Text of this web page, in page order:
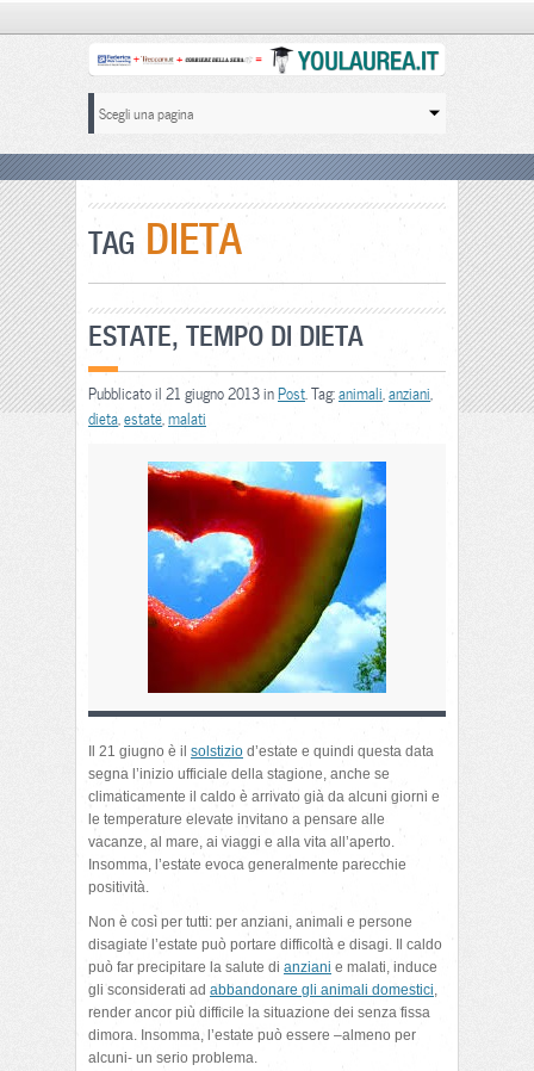
TAG DIETA
ESTATE, TEMPO DI DIETA
Pubblicato il 21 giugno 2013 inPost . Tag:animali anziani
dieta estate malati
Il 21 giugno è il solstizio d’estate e quindi questa data
segna l’inizio ufficiale della stagione, anche se
climaticamente il caldo è arrivato già da alcuni giorni e
le temperature elevate invitano a pensare alle
vacanze, al mare, ai viaggi e alla vita all’aperto.
Insomma, l’estate evoca generalmente parecchie
positività.
Non è così per tutti: per anziani, animali e persone
disagiate l’estate può portare difficoltà e disagi. Il caldo
può far precipitare la salute di anziani e malati, induce
gli sconsiderati ad abbandonare gli animali domestici,
render ancor più difficile la situazione dei senza fissa
dimora. Insomma, l’estate può essere –almeno per
alcuni- un serio problema.